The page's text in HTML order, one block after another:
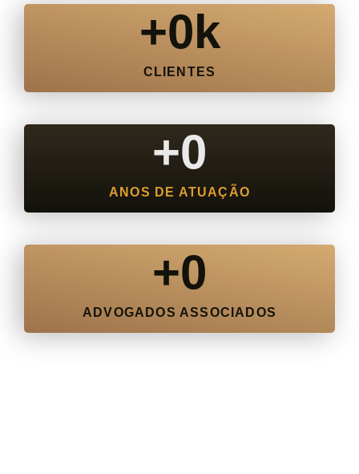
CLIENTES
+0k
ANOS DE ATUAÇÃO
+0
ADVOGADOS ASSOCIADOS
+0